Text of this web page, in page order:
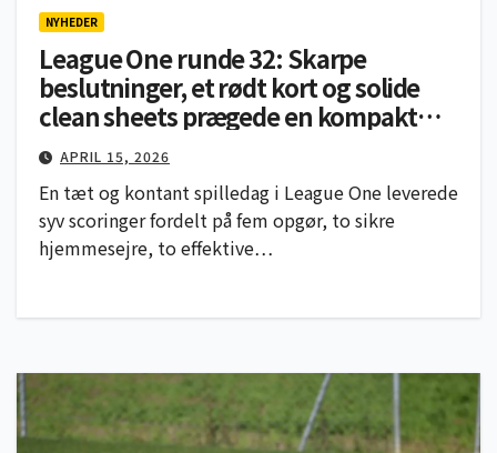
NYHEDER
League One runde 32: Skarpe
beslutninger, et rødt kort og solide
clean sheets prægede en kompakt
runde
APRIL 15, 2026
En tæt og kontant spilledag i League One leverede
syv scoringer fordelt på fem opgør, to sikre
hjemmesejre, to effektive…